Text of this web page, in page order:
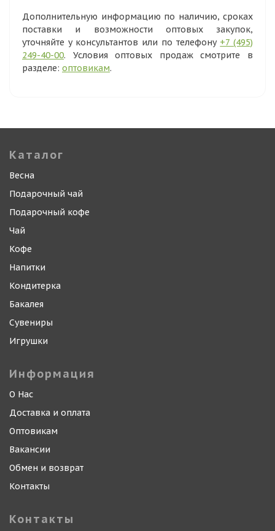
Дополнительную информацию по наличию, сроках
поставки и возможности оптовых закупок,
уточняйте у консультантов или по телефону +7 (495)
249-40-00. Условия оптовых продаж смотрите в
разделе: оптовикам.
Каталог
Весна
Подарочный чай
Подарочный кофе
Чай
Кофе
Напитки
Кондитерка
Бакалея
Сувениры
Игрушки
Информация
О Нас
Доставка и оплата
Оптовикам
Вакансии
Обмен и возврат
Контакты
Контакты